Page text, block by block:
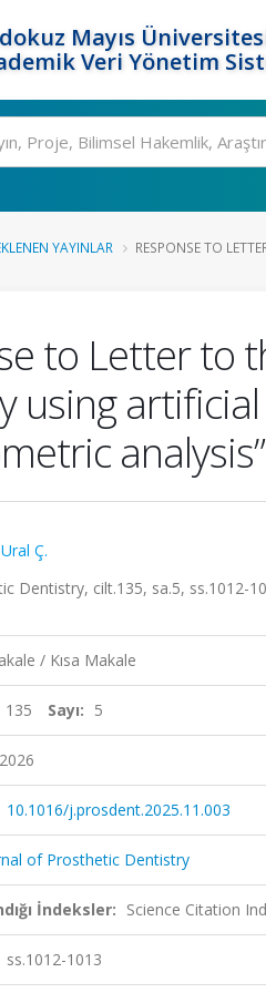
Mayıs
Veri Yönetim
YAYINLAR RESPONSE TO
to Letter to
using
analysis”
Ural Ç.
Dentistry, cilt.135, sa.5, ss.1012-
/ Kısa Makale
135 Sayı: 5
2026
10.1016/j.prosdent.2025.11.003
of Prosthetic Dentistry
İndeksler: Science Citation
ss.1012-1013